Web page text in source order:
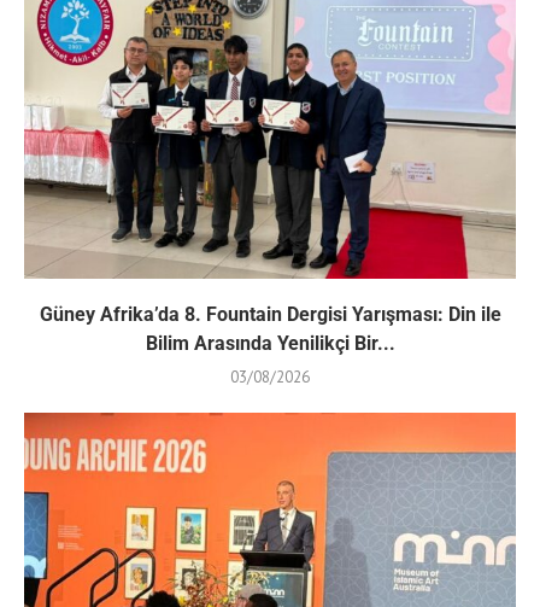
Güney Afrika’da 8. Fountain Dergisi Yarışması: Din ile
Bilim Arasında Yenilikçi Bir...
03/08/2026